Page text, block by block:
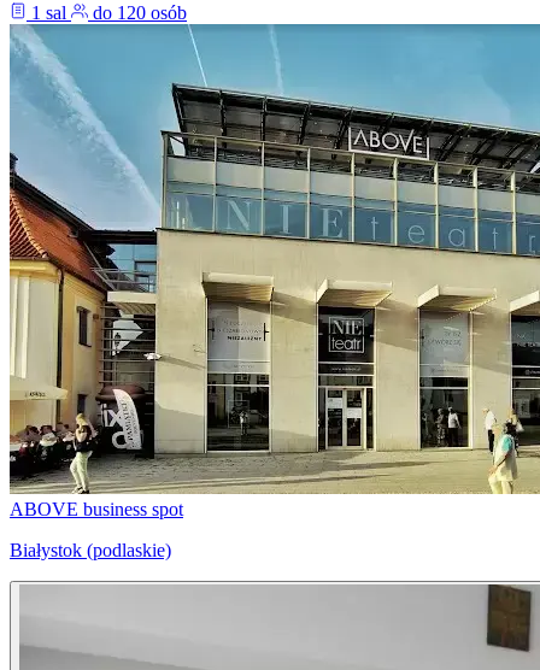
1 sal
do 120 osób
ABOVE business spot
Białystok (podlaskie)